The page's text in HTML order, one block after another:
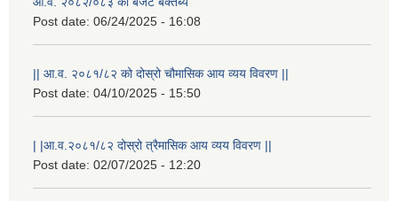
Post date: 06/24/2025 - 16:08
|| आ.व. २०८१/८२ को दोस्रो चौमासिक आय व्यय विवरण ||
Post date: 04/10/2025 - 15:50
| |आ.व.२०८१/८२ दोस्रो त्रैमासिक आय व्यय विवरण ||
Post date: 02/07/2025 - 12:20